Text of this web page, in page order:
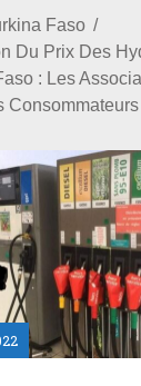
Faso
Du Prix Des
: Les